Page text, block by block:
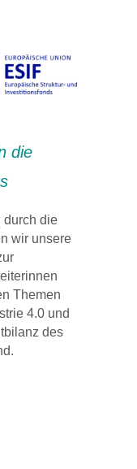
die
durch die
wir unsere
Themen
4.0 und
des